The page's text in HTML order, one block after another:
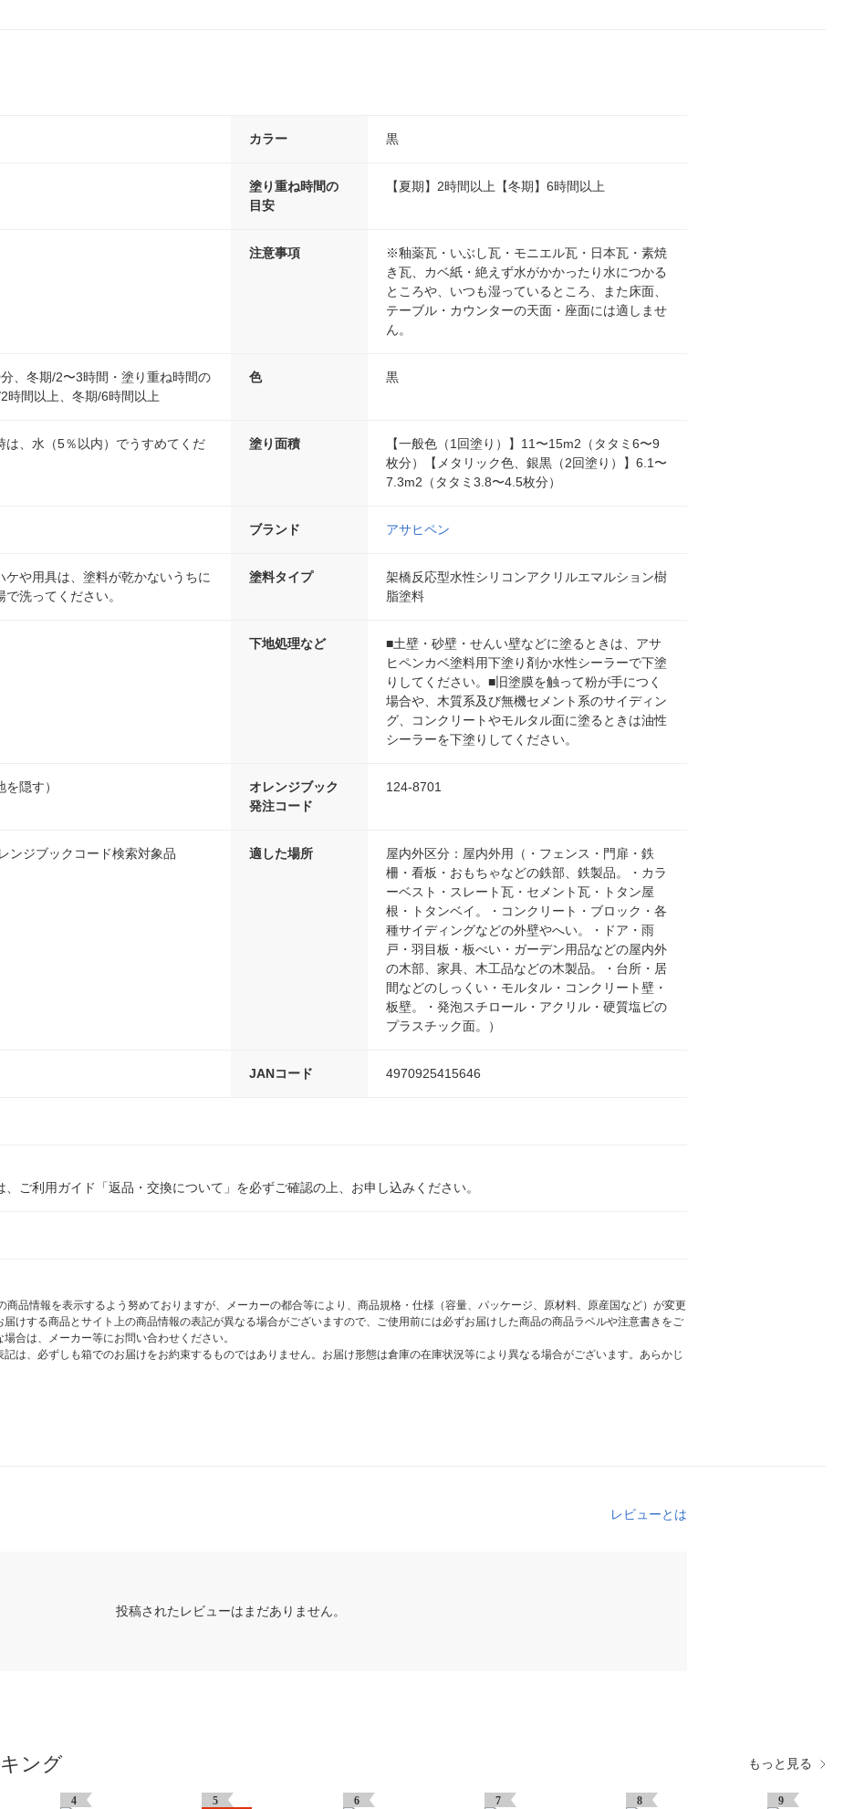
カラー 黒
塗り重ね時間の
目安
【夏期】2時間以上【冬期】6時間以上
注意事項
※釉薬瓦・いぶし瓦・モニエル瓦・日本瓦・素焼
き瓦、カベ紙・絶えず水がかかったり水につかる
ところや、いつも湿っているところ、また床面、
テーブル・カウンターの天面・座面には適しませ
ん。
、冬期/2〜3時間・塗り重ね時間の
時間以上、冬期/6時間以上
色 黒
は、水（5％以内）でうすめてくだ
塗り面積
【一般色（1回塗り）】11〜15m2（タタミ6〜9
枚分）【メタリック色、銀黒（2回塗り）】6.1〜
7.3m2（タタミ3.8〜4.5枚分）
ブランド アサヒペン
ケや用具は、塗料が乾かないうちに
洗ってください。
塗料タイプ
架橋反応型水性シリコンアクリルエマルション樹
脂塗料
下地処理など
■土壁・砂壁・せんい壁などに塗るときは、アサ
ヒペンカベ塗料用下塗り剤か水性シーラーで下塗
りしてください。■旧塗膜を触って粉が手につく
場合や、木質系及び無機セメント系のサイディン
グ、コンクリートやモルタル面に塗るときは油性
シーラーを下塗りしてください。
隠す）
オレンジブック
発注コード
124-8701
ンジブックコード検索対象品 適した場所
屋内外区分：屋内外用（・フェンス・門扉・鉄
柵・看板・おもちゃなどの鉄部、鉄製品。・カラ
ーベスト・スレート瓦・セメント瓦・トタン屋
根・トタンベイ。・コンクリート・ブロック・各
種サイディングなどの外壁やへい。・ドア・雨
戸・羽目板・板べい・ガーデン用品などの屋内外
の木部、家具、木工品などの木製品。・台所・居
間などのしっくい・モルタル・コンクリート壁・
板壁。・発泡スチロール・アクリル・硬質塩ビの
プラスチック面。）
JANコード 4970925415646
、ご利用ガイド「返品・交換について」を必ずご確認の上、お申し込みください。
商品情報を表示するよう努めておりますが、メーカーの都合等により、商品規格・仕様（容量、パッケージ、原材料、原産国など）が変更
けする商品とサイト上の商品情報の表記が異なる場合がございますので、ご使用前には必ずお届けした商品の商品ラベルや注意書きをご
合は、メーカー等にお問い合わせください。
は、必ずしも箱でのお届けをお約束するものではありません。お届け形態は倉庫の在庫状況等により異なる場合がございます。あらかじ
レビューとは
投稿されたレビューはまだありません。
ング もっと見る
4 5 6 7 8 9